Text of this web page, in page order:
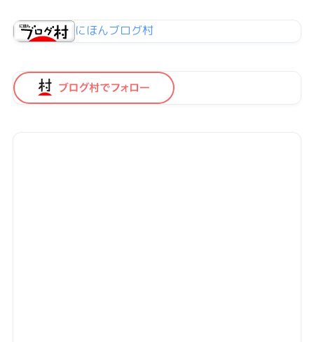
にほんブログ村